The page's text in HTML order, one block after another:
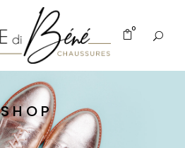
0
SHOP